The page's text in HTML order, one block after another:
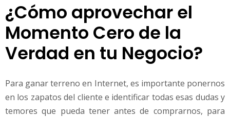
¿Cómo aprovechar el
Momento Cero de la
Verdad en tu Negocio?
Para ganar terreno en Internet, es importante ponernos
en los zapatos del cliente e identificar todas esas dudas y
temores que pueda tener antes de comprarnos, para